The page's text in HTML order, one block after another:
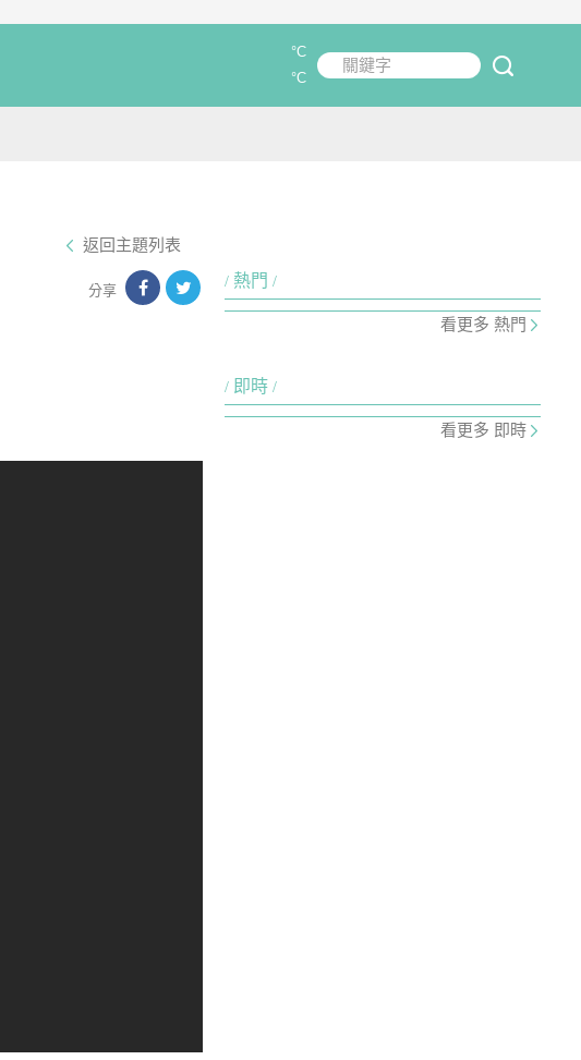
關鍵字
°C
°C
返回主題列表
分享
熱門
看更多 熱門
即時
看更多 即時